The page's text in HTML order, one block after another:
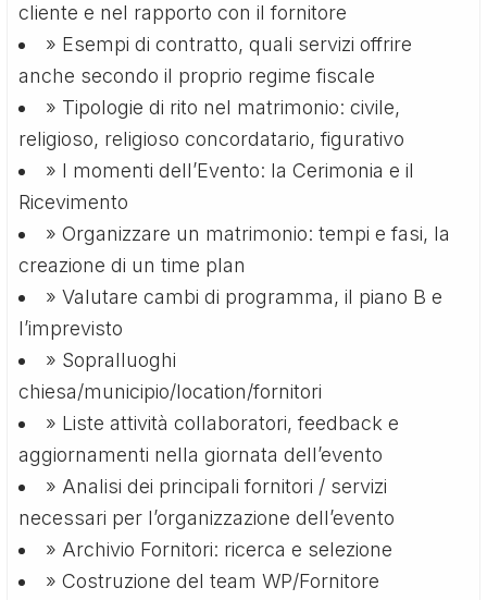
cliente e nel rapporto con il fornitore
» Esempi di contratto, quali servizi offrire
anche secondo il proprio regime fiscale
» Tipologie di rito nel matrimonio: civile,
religioso, religioso concordatario, figurativo
» I momenti dell’Evento: la Cerimonia e il
Ricevimento
» Organizzare un matrimonio: tempi e fasi, la
creazione di un time plan
» Valutare cambi di programma, il piano B e
l’imprevisto
» Sopralluoghi
chiesa/municipio/location/fornitori
» Liste attività collaboratori, feedback e
aggiornamenti nella giornata dell’evento
» Analisi dei principali fornitori / servizi
necessari per l’organizzazione dell’evento
» Archivio Fornitori: ricerca e selezione
» Costruzione del team WP/Fornitore